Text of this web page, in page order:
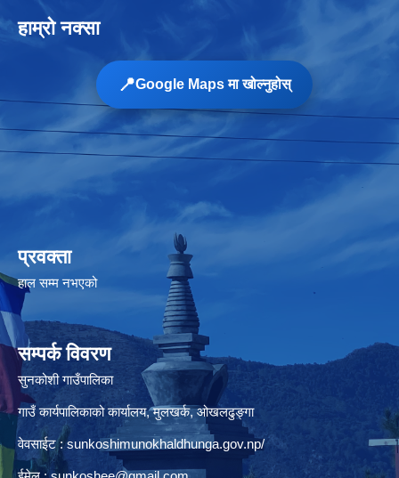
हाम्रो नक्सा
📍Google Maps मा खोल्नुहोस्
प्रवक्ता
हाल सम्म नभएको
सम्पर्क विवरण
सुनकोशी गाउँपालिका
गाउँ कार्यपालिकाको कार्यालय, मुलखर्क, ओखलढुङ्गा
वेवसाईट : sunkoshimunokhaldhunga.gov.np/